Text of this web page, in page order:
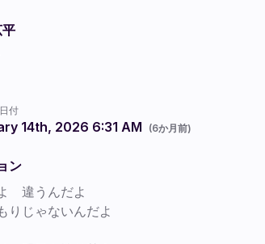
付
14th, 2026 6:31 AM (6か月前)
ン
　違うんだよ
りじゃないんだよ